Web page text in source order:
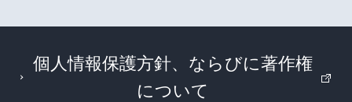
個人情報保護方針、ならびに著作権
について